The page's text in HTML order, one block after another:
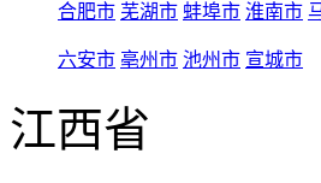
合肥市 芜湖市 蚌埠市 淮南市
六安市 亳州市 池州市 宣城市
江西省